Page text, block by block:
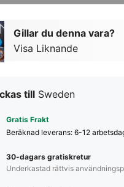
Gillar du denna vara?
Visa Liknande
till Sweden
Gratis Frakt
Beräknad leverans: 6-12
30-dagars gratiskretur
Underkastad rättvis